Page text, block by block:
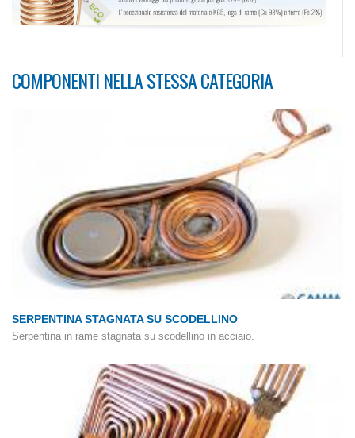
COMPONENTI NELLA STESSA CATEGORIA
SERPENTINA STAGNATA SU SCODELLINO
Serpentina in rame stagnata su scodellino in acciaio.